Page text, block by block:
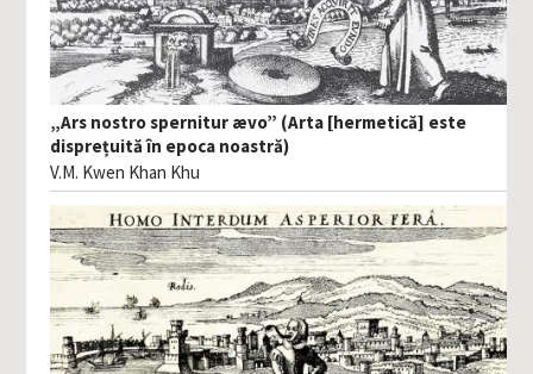
„Ars nostro spernitur ævo” (Arta [hermetică] este
disprețuită în epoca noastră)
V.M. Kwen Khan Khu